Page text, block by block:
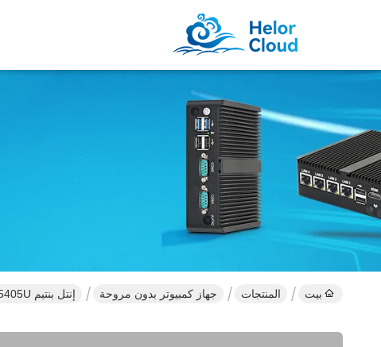
بيت المنتجات جهاز كمبيوتر بدون مروحة إنتل بنتيم 5405U كمبيوتر صناعي بدون مروحة مع COM ودعم شاشة مزدوجة